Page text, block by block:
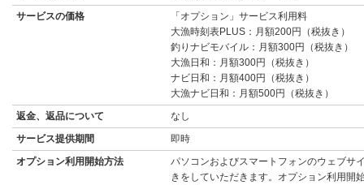
サービスの価格
「オプション」サービス利用料
大漁時刻表PLUS：月額200円（税抜き）
釣りナビモバイル：月額300円（税抜き）
大漁日和：月額300円（税抜き）
ナビ日和：月額400円（税抜き）
大漁ナビ日和：月額500円（税抜き）
返金、返品について
なし
サービス提供期間
即時
オプション利用開始方法
パソコンおよびスマートフォンのウェブサ
きをしていただきます。オプション利用開